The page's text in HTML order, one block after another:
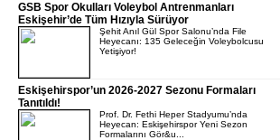
GSB Spor Okulları Voleybol Antrenmanları
Eskişehir’de Tüm Hızıyla Sürüyor
Şehit Anıl Gül Spor Salonu’nda File
Heyecanı: 135 Geleceğin Voleybolcusu
Yetişiyor!
Eskişehirspor’un 2026-2027 Sezonu Formaları
Tanıtıldı!
Prof. Dr. Fethi Heper Stadyumu’nda
Heyecan: Eskişehirspor Yeni Sezon
Formalarını Gör&u...